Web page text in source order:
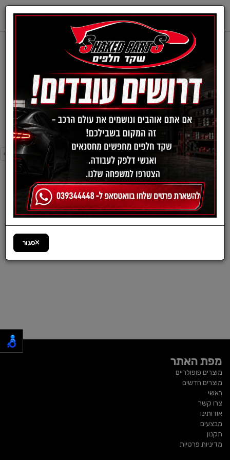
פילטר מזגן-במוו
פילטר מזגן-במוו
‹
«
»
›
סינון ומיון ›
«
»
›
מפת האתר
מוצרים פופולריים
מוצרים חדשים
ראשי
צרו קשר
אודותינו
מבצעים
תקנון
מדיניות פרטיות
סגור